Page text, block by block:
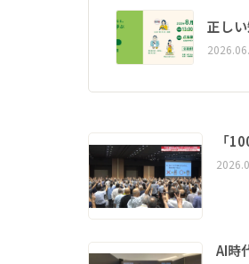
正し
「
AI時